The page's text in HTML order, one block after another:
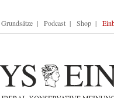
Grundsätze Podcast Shop